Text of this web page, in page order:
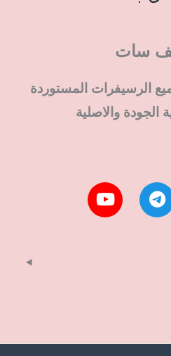
سات
الرسيفرات المستوردة
الجودة والاصلية